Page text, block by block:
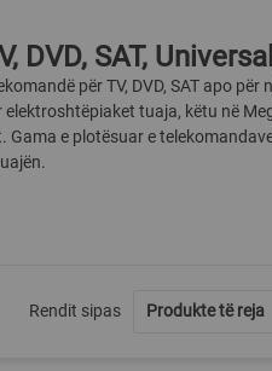
DVD, SAT,
për TV, DVD, SAT apo për
tuaja, këtu në
Gama e plotësuar e
Rendit sipas